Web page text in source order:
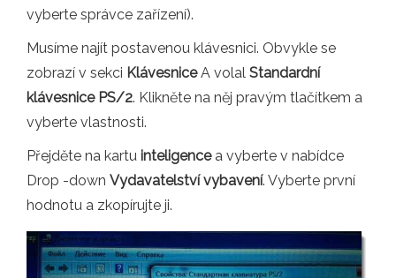
vyberte správce zařízení).
Musíme najít postavenou klávesnici. Obvykle se
zobrazí v sekci KlávesniceA volal Standardní
klávesnice PS/2. Klikněte na něj pravým tlačítkem a
vyberte vlastnosti.
Přejděte na kartu inteligencea vyberte v nabídce
Drop -down Vydavatelství vybavení. Vyberte první
hodnotu a zkopírujte ji.